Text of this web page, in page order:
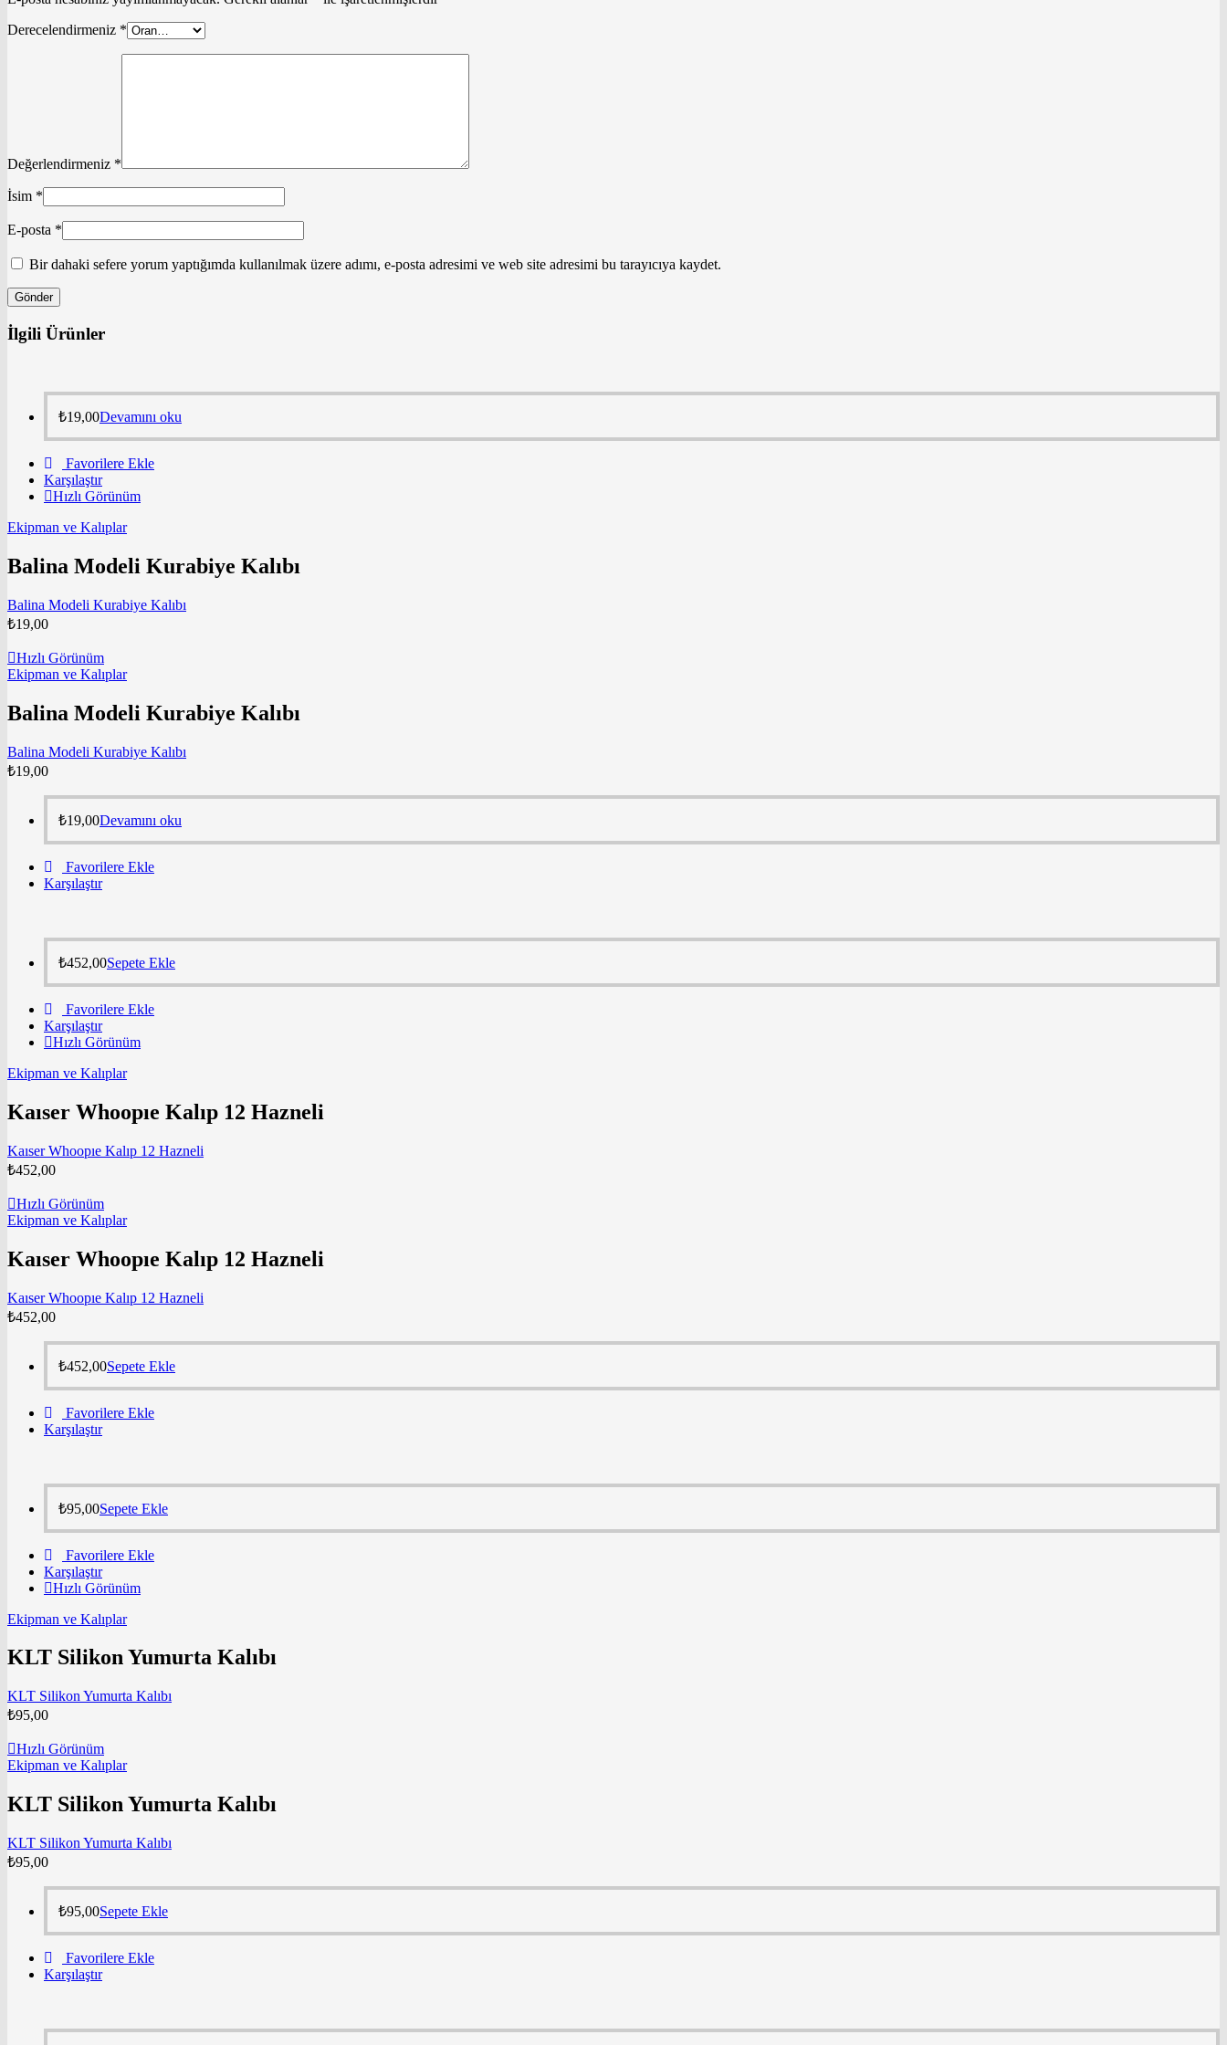
Derecelendirmeniz *
Değerlendirmeniz *
İsim *
E-posta *
Bir dahaki sefere yorum yaptığımda kullanılmak üzere adımı, e-posta adresimi ve web site adresimi bu tarayıcıya kaydet.
İlgili Ürünler
₺19,00Devamını oku
Favorilere Ekle
Karşılaştır
Hızlı Görünüm
Ekipman ve Kalıplar
Balina Modeli Kurabiye Kalıbı
Balina Modeli Kurabiye Kalıbı
₺19,00
Hızlı Görünüm
Ekipman ve Kalıplar
Balina Modeli Kurabiye Kalıbı
Balina Modeli Kurabiye Kalıbı
₺19,00
₺19,00Devamını oku
Favorilere Ekle
Karşılaştır
₺452,00Sepete Ekle
Favorilere Ekle
Karşılaştır
Hızlı Görünüm
Ekipman ve Kalıplar
Kaıser Whoopıe Kalıp 12 Hazneli
Kaıser Whoopıe Kalıp 12 Hazneli
₺452,00
Hızlı Görünüm
Ekipman ve Kalıplar
Kaıser Whoopıe Kalıp 12 Hazneli
Kaıser Whoopıe Kalıp 12 Hazneli
₺452,00
₺452,00Sepete Ekle
Favorilere Ekle
Karşılaştır
₺95,00Sepete Ekle
Favorilere Ekle
Karşılaştır
Hızlı Görünüm
Ekipman ve Kalıplar
KLT Silikon Yumurta Kalıbı
KLT Silikon Yumurta Kalıbı
₺95,00
Hızlı Görünüm
Ekipman ve Kalıplar
KLT Silikon Yumurta Kalıbı
KLT Silikon Yumurta Kalıbı
₺95,00
₺95,00Sepete Ekle
Favorilere Ekle
Karşılaştır